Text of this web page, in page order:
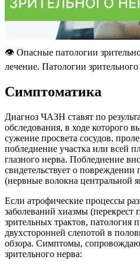
👁 Опасные патологии
лечение. Патологии
Симптоматика
Диагноз ЧАЗН ставят по
обследования, в ходе которого
сужение просвета сосудов,
побледнение участка или всей
глазного нерва. Побледнение
свидетельствует о
(нервные волокна центральной
Если атрофические процессы
заболеваний хиазмы (перекрест
зрительных трактов, патология
двухсторонней слепотой в
обзора. Симптомы,
зрительного нерва: